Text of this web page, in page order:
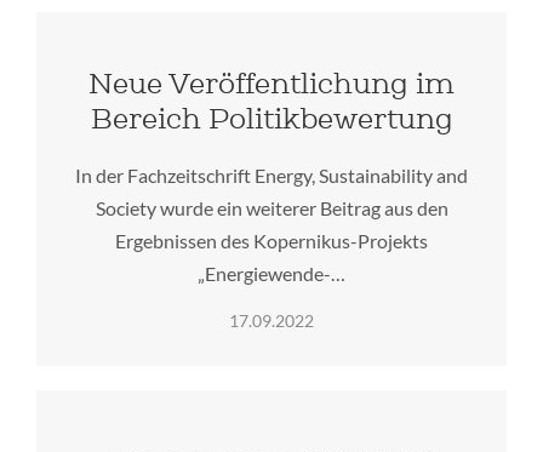
Neue Veröffentlichung im
Bereich Politikbewertung
In der Fachzeitschrift Energy, Sustainability and
Society wurde ein weiterer Beitrag aus den
Ergebnissen des Kopernikus-Projekts
„Energiewende-…
17.09.2022